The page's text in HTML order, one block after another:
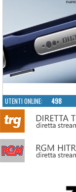
UTENTI ONLINE: 498